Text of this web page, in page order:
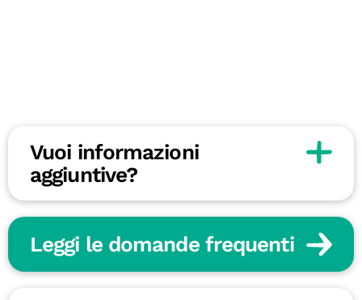
Vuoi informazioni
aggiuntive?
Leggi le domande frequenti